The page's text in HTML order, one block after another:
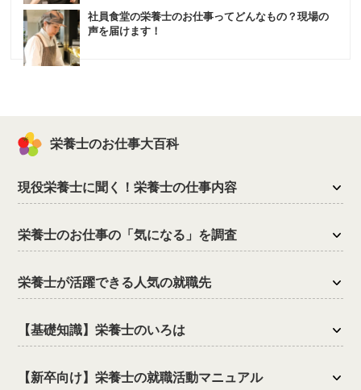
社員食堂の栄養士のお仕事ってどんなもの？現場の
声を届けます！
栄養士のお仕事大百科
現役栄養士に聞く！栄養士の仕事内容
栄養士のお仕事の「気になる」を調査
栄養士が活躍できる人気の就職先
【基礎知識】栄養士のいろは
【新卒向け】栄養士の就職活動マニュアル